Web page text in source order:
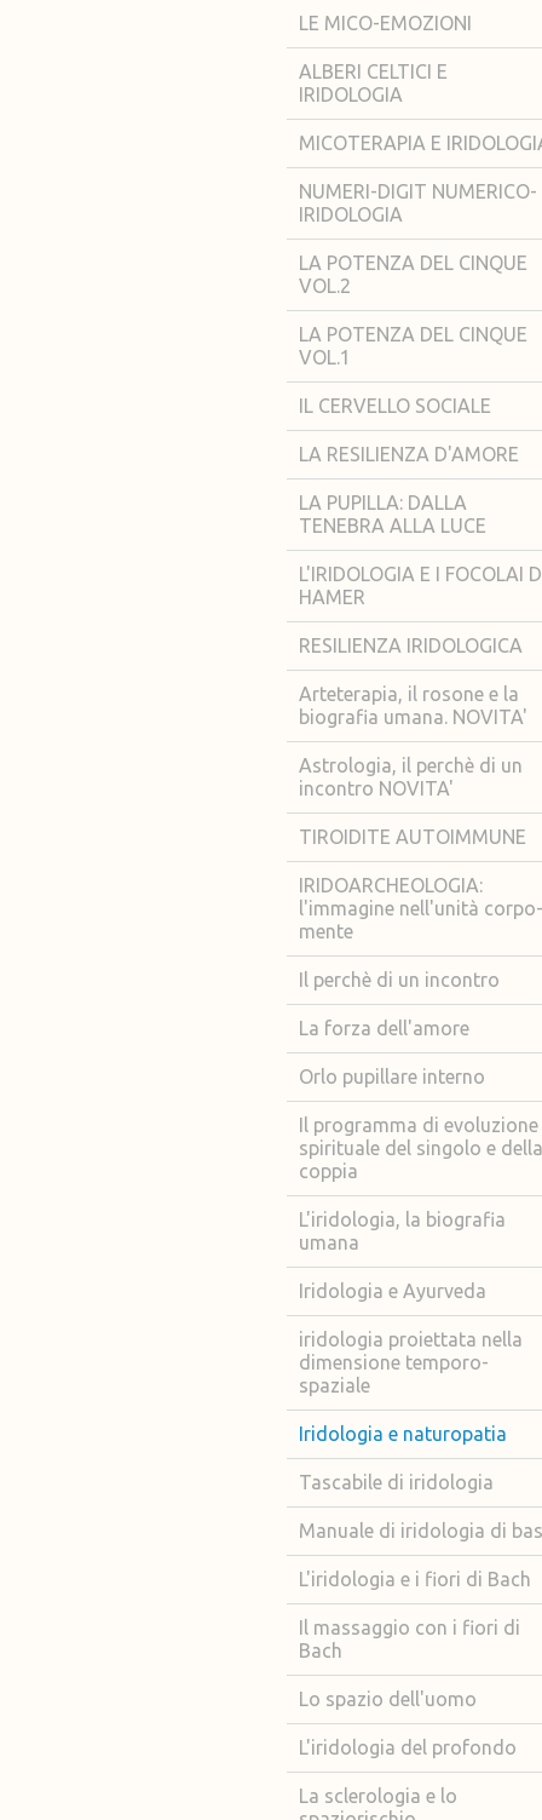
LE MICO-EMOZIONI
ALBERI CELTICI E
IRIDOLOGIA
MICOTERAPIA E
NUMERI-DIGIT NUMERICO-
IRIDOLOGIA
LA POTENZA DEL CINQUE
VOL.2
LA POTENZA DEL CINQUE
VOL.1
IL CERVELLO SOCIALE
LA RESILIENZA D'AMORE
LA PUPILLA: DALLA
TENEBRA ALLA LUCE
L'IRIDOLOGIA E I FOCOLAI
HAMER
RESILIENZA IRIDOLOGICA
Arteterapia, il rosone e la
biografia umana. NOVITA'
Astrologia, il perchè di un
incontro NOVITA'
TIROIDITE AUTOIMMUNE
IRIDOARCHEOLOGIA:
l'immagine nell'unità corpo-
mente
Il perchè di un incontro
La forza dell'amore
Orlo pupillare interno
Il programma di evoluzione
spirituale del singolo e della
coppia
L'iridologia, la biografia
umana
Iridologia e Ayurveda
iridologia proiettata nella
dimensione temporo-
spaziale
Iridologia e naturopatia
Tascabile di iridologia
Manuale di iridologia di
L'iridologia e i fiori di Bach
Il massaggio con i fiori di
Bach
Lo spazio dell'uomo
L'iridologia del profondo
La sclerologia e lo